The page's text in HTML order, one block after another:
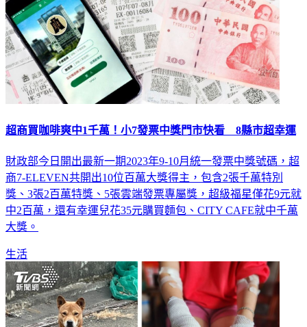
超商買咖啡爽中1千萬！小7發票中獎門市快看 8縣市超幸運
財政部今日開出最新一期2023年9-10月統一發票中獎號碼，超
商7-ELEVEN共開出10位百萬大獎得主，包含2張千萬特別
獎、3張2百萬特獎、5張雲端發票專屬獎，超級福星僅花9元就
中2百萬，還有幸運兒花35元購買麵包、CITY CAFE就中千萬
大獎。
生活